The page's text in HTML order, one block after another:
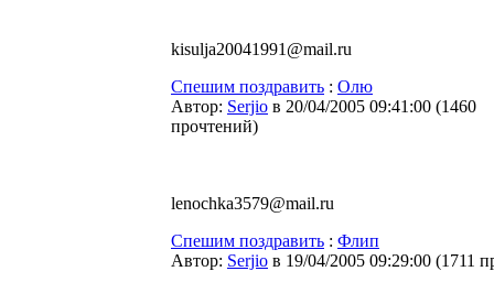
kisulja20041991@mail.ru
Спешим поздравить : Олю
Автор: Serjio в 20/04/2005 09:41:00 (1460
прочтений)
lenochka3579@mail.ru
Спешим поздравить : Флип
Автор: Serjio в 19/04/2005 09:29:00 (1711